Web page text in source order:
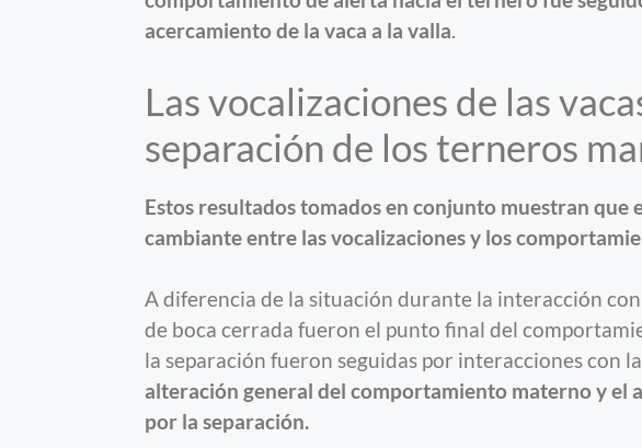
acercamiento de la vaca a la valla.
Las vocalizaciones de las
separación de los terneros
Estos resultados tomados en conjunto muestran que
cambiante entre las vocalizaciones y los
A diferencia de la situación durante la interacción
de boca cerrada fueron el punto final del
la separación fueron seguidas por interacciones con
alteración general del comportamiento materno y el
por la separación.